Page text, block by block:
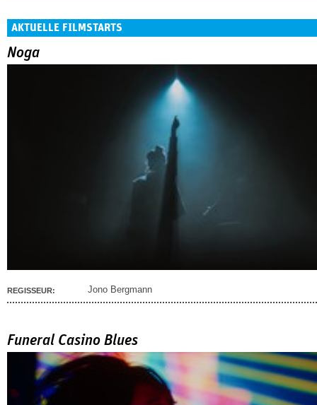
AKTUELLE FILMSTARTS
Noga
REGISSEUR: Jono Bergmann
Funeral Casino Blues